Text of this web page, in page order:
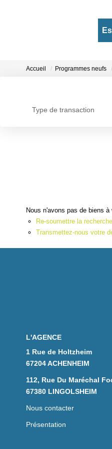
Accueil Programmes neufs
Type de transaction
Nous n'avons pas de biens
Re-soumettre la
Transmettez-nous votre
L'AGENCE
1 Rue de Holtzheim
67204 ACHENHEIM
112, Rue Du Maréchal
67380 LINGOLSHEIM
Nous contacter
Présentation